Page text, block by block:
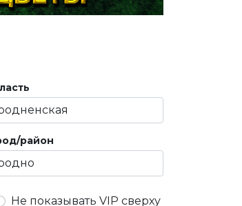
район
Не показывать VIP сверху